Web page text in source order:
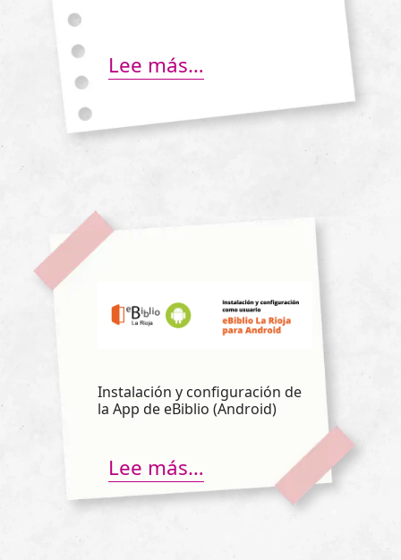
Lee más…
Instalación y configuración de
la App de eBiblio (Android)
Lee más…